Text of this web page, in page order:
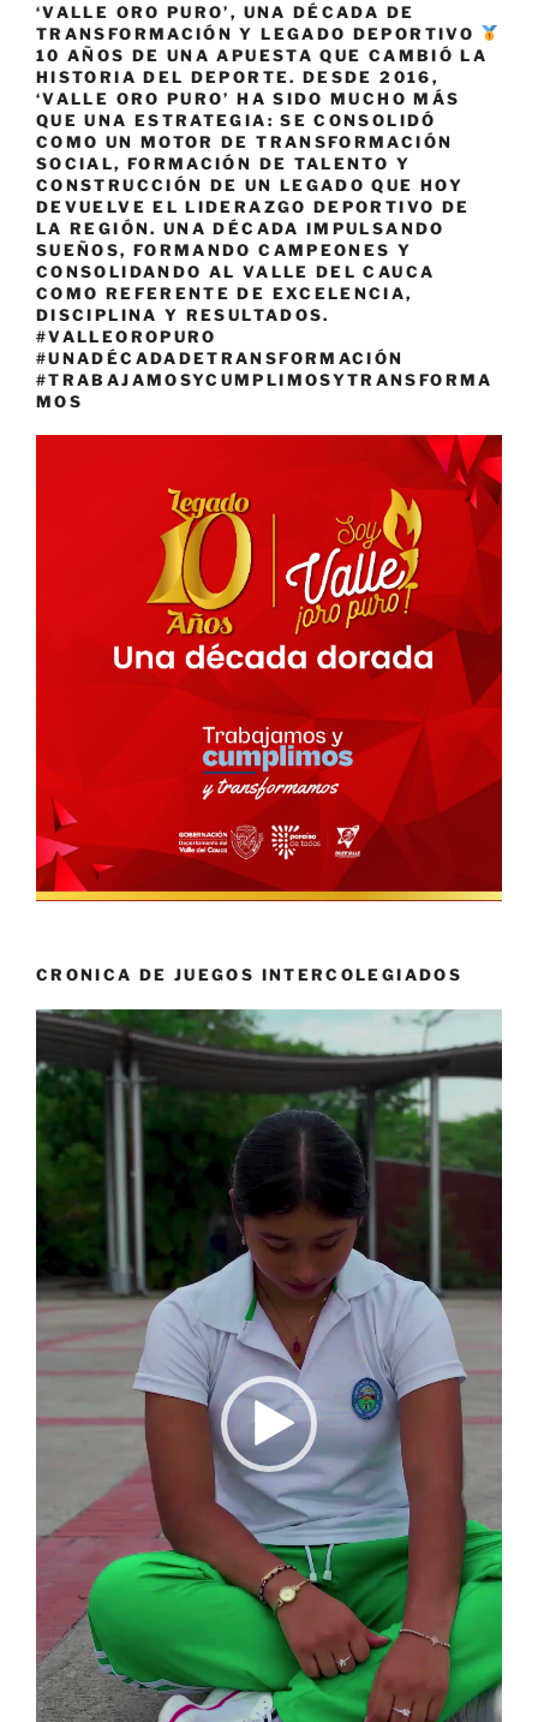
‘VALLE ORO PURO’, UNA DÉCADA DE
TRANSFORMACIÓN Y LEGADO DEPORTIVO
10 AÑOS DE UNA APUESTA QUE CAMBIÓ LA
HISTORIA DEL DEPORTE. DESDE 2016,
‘VALLE ORO PURO’ HA SIDO MUCHO MÁS
QUE UNA ESTRATEGIA: SE CONSOLIDÓ
COMO UN MOTOR DE TRANSFORMACIÓN
SOCIAL, FORMACIÓN DE TALENTO Y
CONSTRUCCIÓN DE UN LEGADO QUE HOY
DEVUELVE EL LIDERAZGO DEPORTIVO DE
LA REGIÓN. UNA DÉCADA IMPULSANDO
SUEÑOS, FORMANDO CAMPEONES Y
CONSOLIDANDO AL VALLE DEL CAUCA
COMO REFERENTE DE EXCELENCIA,
DISCIPLINA Y RESULTADOS.
#VALLEOROPURO
#UNADÉCADADETRANSFORMACIÓN
#TRABAJAMOSYCUMPLIMOSYTRANSFORMA
MOS
CRONICA DE JUEGOS INTERCOLEGIADOS
Reproductor
vídeo